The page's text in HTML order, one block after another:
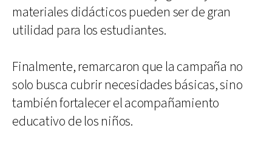
materiales didácticos pueden ser de gran
utilidad para los estudiantes.
Finalmente, remarcaron que la campaña no
solo busca cubrir necesidades básicas, sino
también fortalecer el acompañamiento
educativo de los niños.